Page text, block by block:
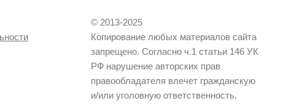
© 2013-2025
Копирование любых материалов сайта
запрещено. Согласно ч.1 статьи 146 УК
РФ нарушение авторских прав
правообладателя влечет гражданскую
и/или уголовную ответственность.